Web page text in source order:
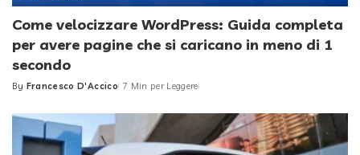
Come velocizzare WordPress: Guida completa
per avere pagine che si caricano in meno di 1
secondo
Posted
By Francesco D'Accico 7 Min per Leggere